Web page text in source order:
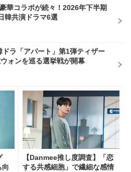
華コラボが続々！2026年下半期
韓共演ドラマ6選
ドラ「アパート」第1弾ティザー
ォンを巡る選挙戦が開幕
向
【Danmee推し度調査】「恋
する共感細胞」で繊細な感情